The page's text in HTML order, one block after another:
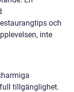
och
inte
tillgänglighet.